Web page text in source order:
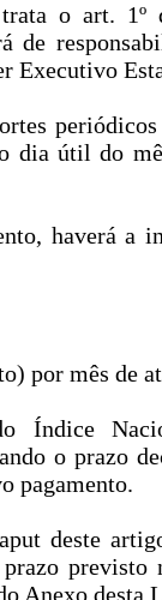
o art. 1º
de
Executivo
dia útil do
haverá a
por mês de
Índice
o prazo
pagamento.
deste
previsto
Anexo desta